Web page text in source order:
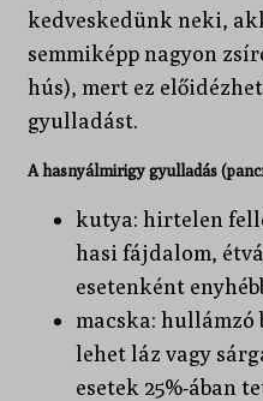
kedveskedünk neki,
semmiképp nagyon
hús), mert ez
gyulladást.
A hasnyálmirigy gyulladás
kutya: hirtelen
hasi fájdalom,
esetenként
macska: hullámzó
lehet láz vagy
esetek 25%-ában